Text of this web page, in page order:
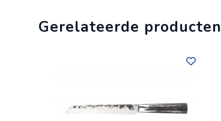
Gerelateerde producten